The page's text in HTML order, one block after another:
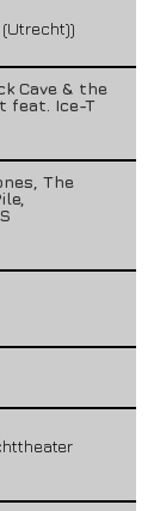
Cave & the
feat. Ice-T
The